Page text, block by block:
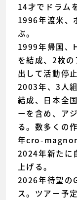
14才でドラム
1996年渡米、
ぶ。
1999年帰国
を結成、2枚
出して活動停止
2003年、3人
結成、日本全
ーを含め、ア
る。数多くの
年cro-magnon
2024年新たに
上げる。
2026年待望の
ス。ツアー予定